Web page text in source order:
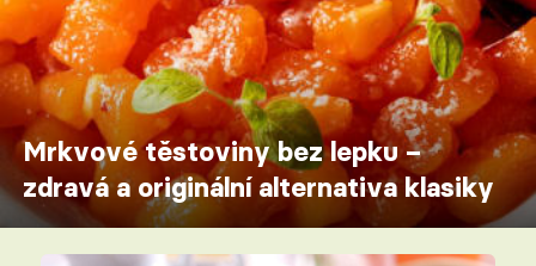
Mrkvové těstoviny bez lepku –
zdravá a originální alternativa klasiky